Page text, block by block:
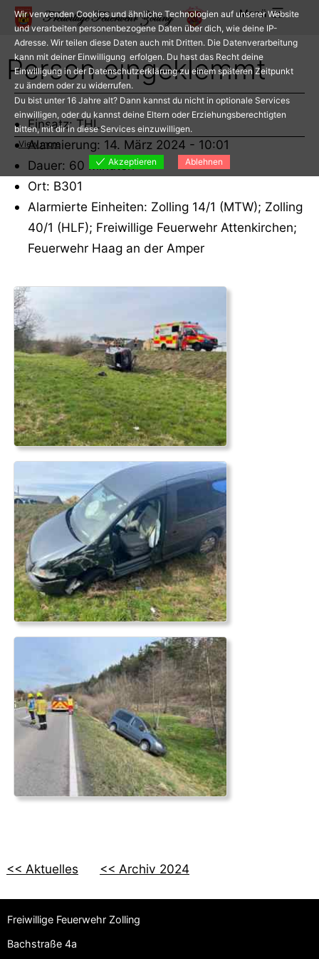
Zum
Inhalt
springen
Menü
Person eingeklemmt
Einsatz: THL
Alarmierung: 14. März 2024 - 10:01
Dauer: 60 Minuten
Ort: B301
Alarmierte Einheiten: Zolling 14/1 (MTW); Zolling
40/1 (HLF); Freiwillige Feuerwehr Attenkirchen;
Feuerwehr Haag an der Amper
<< Aktuelles << Archiv 2024
Freiwillige Feuerwehr Zolling
Bachstraße 4a
Wir verwenden Cookies und ähnliche Technologien auf unserer Website
und verarbeiten personenbezogene Daten über dich, wie deine IP-
Adresse. Wir teilen diese Daten auch mit Dritten. Die Datenverarbeitung
kann mit deiner Einwilligung erfolgen. Du hast das Recht deine
Einwilligung in der Datenschutzerklärung zu einem späteren Zeitpunkt
zu ändern oder zu widerrufen.
Du bist unter 16 Jahre alt? Dann kannst du nicht in optionale Services
einwilligen, oder du kannst deine Eltern oder Erziehungsberechtigten
bitten, mit dir in diese Services einzuwilligen.
View more
Akzeptieren
Ablehnen